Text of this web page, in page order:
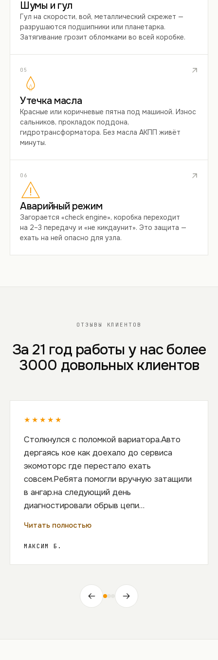
Шумы и гул
Гул на скорости, вой, металлический скрежет —
разрушаются подшипники или планетарка.
Затягивание грозит обломками во всей коробке.
05
Утечка масла
Красные или коричневые пятна под машиной. Износ
сальников, прокладок поддона,
гидротрансформатора. Без масла АКПП живёт
минуты.
06
Аварийный режим
Загорается «check engine», коробка переходит
на 2–3 передачу и «не кикдаунит». Это защита —
ехать на ней опасно для узла.
ОТЗЫВЫ КЛИЕНТОВ
За 21 год работы у нас более
3000 довольных клиентов
★★★★★
Столкнулся с поломкой вариатора.Авто
дергаясь кое как доехало до сервиса
экомоторс где перестало ехать
совсем.Ребята помогли вручную затащили
в ангар.на следующий день
диагностировали обрыв цепи
года без каких либо проблем.Спасибо
Читать полностью
МАКСИМ Б.